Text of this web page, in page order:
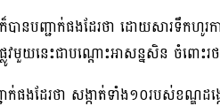
ានបញ្ជាក់ផងដែរថា ដោយសារទឹកហូរកា
វមួយនេះជាបណ្ដោះអាសន្នសិន ចំពោះ
ាក់ផងដែរថា សង្កាត់ទាំង១០របស់ខណ្